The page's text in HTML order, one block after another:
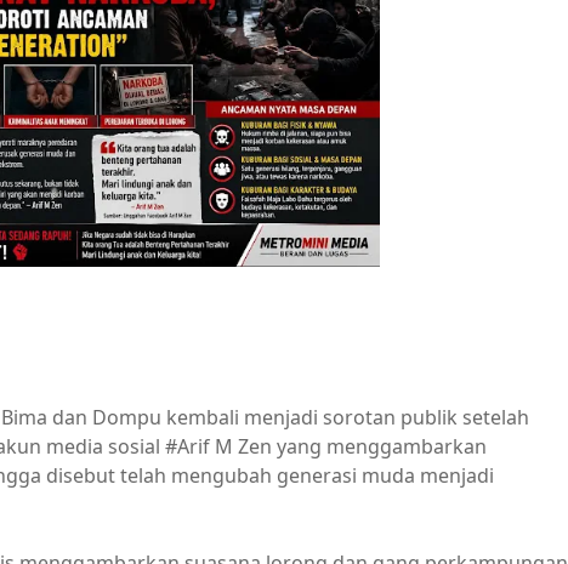
dan Dompu kembali menjadi sorotan publik setelah
media sosial #Arif M Zen yang menggambarkan
disebut telah mengubah generasi muda menjadi